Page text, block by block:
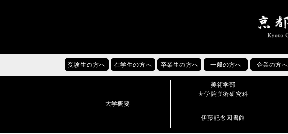
受験生の方へ 在学生の方へ 卒業生の方へ 一般の方へ 企業の方へ
大学概要
美術学部
大学院美術研究科
伊藤記念図書館